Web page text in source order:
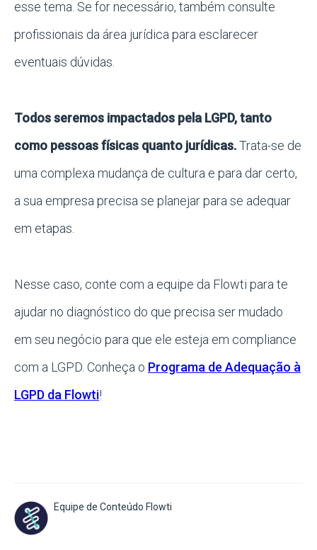
esse tema. Se for necessário, também consulte
profissionais da área jurídica para esclarecer
eventuais dúvidas.
Todos seremos impactados pela LGPD, tanto
como pessoas físicas quanto jurídicas.Trata-se de
uma complexa mudança de cultura e para dar certo,
a sua empresa precisa se planejar para se adequar
em etapas.
Nesse caso, conte com a equipe da Flowti para te
ajudar no diagnóstico do que precisa ser mudado
em seu negócio para que ele esteja em compliance
com a LGPD. Conheça o Programa de Adequação à
LGPD da Flowti!
Equipe de Conteúdo Flowti